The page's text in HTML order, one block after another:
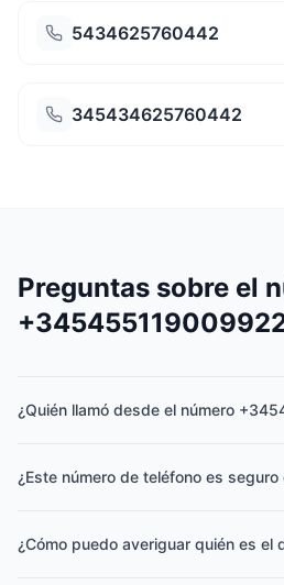
5434625760442
345434625760442
Preguntas sobre el
¿Quién llamó desde el número
¿Este número de teléfono es
¿Cómo puedo averiguar quién es el